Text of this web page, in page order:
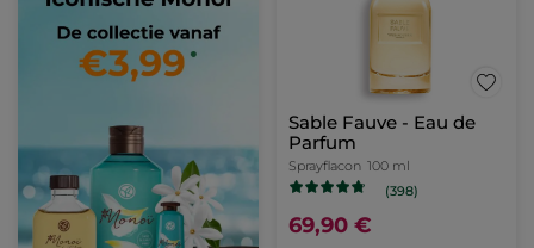
Sable Fauve - Eau de
Parfum
Sprayflacon 100 ml
(398)
69,90 €